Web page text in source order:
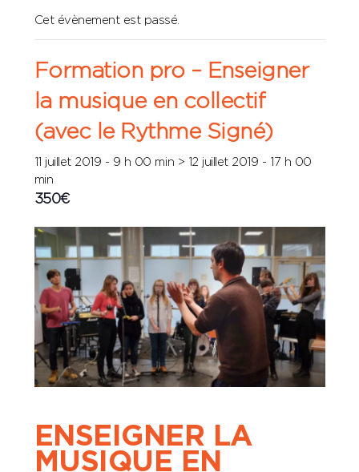
Cet évènement est passé.
Formation pro – Enseigner
la musique en collectif
(avec le Rythme Signé)
11 juillet 2019 - 9 h 00 min > 12 juillet 2019 - 17 h 00
min
350€
ENSEIGNER LA
MUSIQUE EN